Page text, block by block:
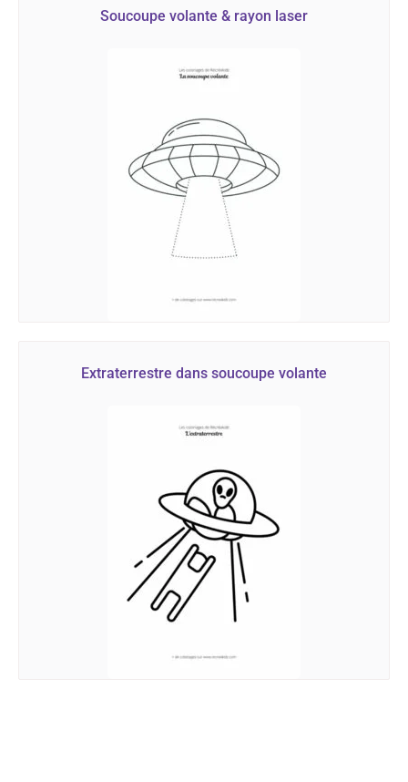
Soucoupe volante & rayon laser
Extraterrestre dans soucoupe volante